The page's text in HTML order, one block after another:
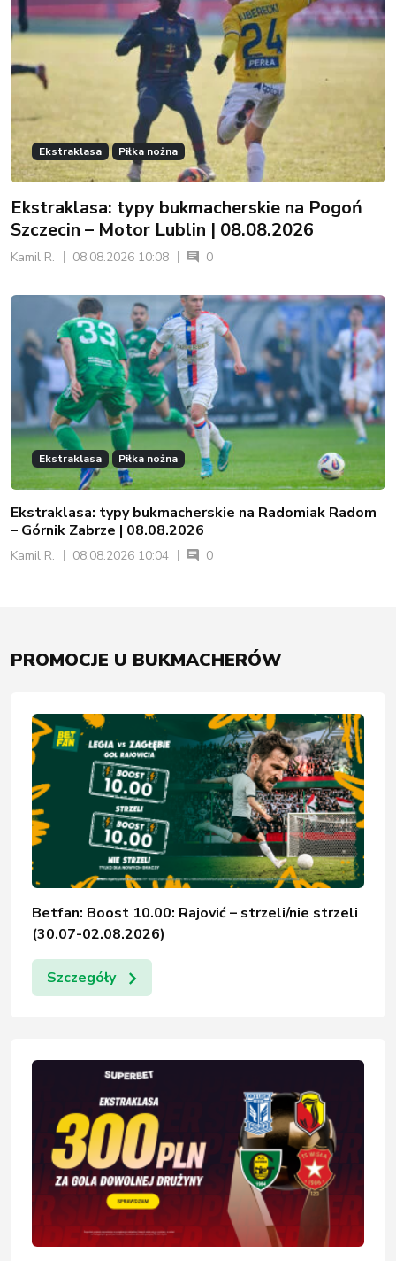
Ekstraklasa Piłka nożna
Ekstraklasa: typy bukmacherskie na Pogoń
Szczecin – Motor Lublin | 08.08.2026
Kamil R. 08.08.2026 10:08 0
Ekstraklasa Piłka nożna
Ekstraklasa: typy bukmacherskie na Radomiak Radom
– Górnik Zabrze | 08.08.2026
Kamil R. 08.08.2026 10:04 0
PROMOCJE U BUKMACHERÓW
Betfan: Boost 10.00: Rajović – strzeli/nie strzeli
(30.07-02.08.2026)
Szczegóły